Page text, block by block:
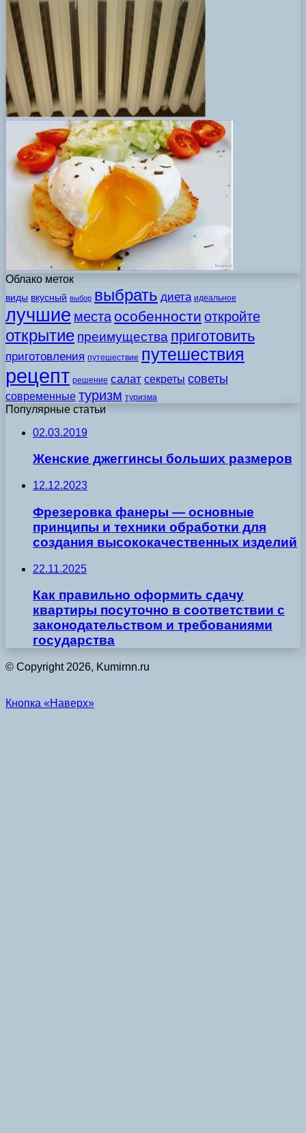
Облако меток
виды вкусный выбор выбрать диета идеальное
лучшие места особенности откройте
открытие преимущества приготовить
приготовления путешествие путешествия
рецепт решение салат секреты советы
современные туризм туризма
Популярные статьи
02.03.2019
Женские джеггинсы больших размеров
12.12.2023
Фрезеровка фанеры — основные
принципы и техники обработки для
создания высококачественных изделий
22.11.2025
Как правильно оформить сдачу
квартиры посуточно в соответствии с
законодательством и требованиями
государства
© Copyright 2026, Kumirnn.ru
Кнопка «Наверх»